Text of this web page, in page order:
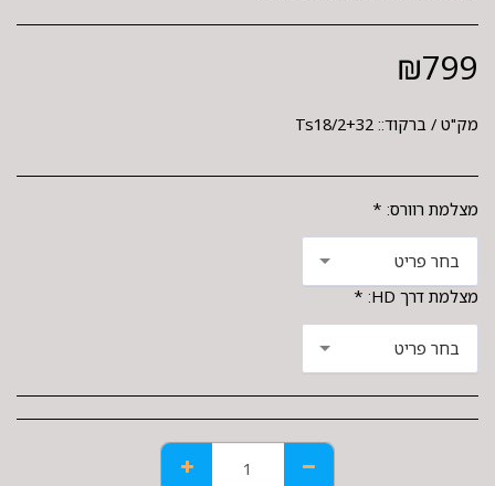
₪799
מק"ט / ברקוד:: Ts18/2+32
מצלמת רוורס: *
בחר פריט
מצלמת דרך HD:
*
בחר פריט